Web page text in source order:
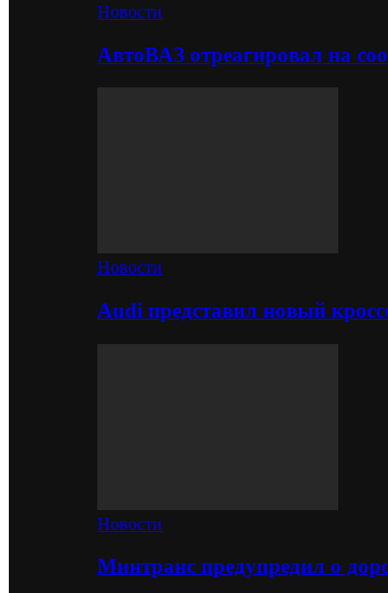
Новости
АвтоВАЗ отреагировал на
Новости
Audi представил новый
Новости
Минтранс предупредил о